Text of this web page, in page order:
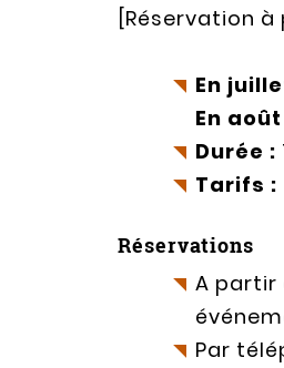
[Réservation à
En
En
Durée :
Tarifs :
Réservations
A partir
Par